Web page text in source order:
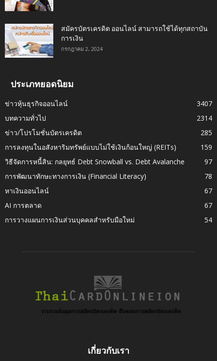
สมัครบัตรเครดิต ออนไลน์ สามารถใช้ได้ทุกสถาบัน
การเงิน
กรกฎาคม 2, 2024
ประเภทยอดนิยม
ข่าวหุ้นธุรกิจออนไลน์
3407
บทความทั่วไป
2314
ข่าว/โปรโมชั่นบัตรเครดิต
285
การลงทุนในอสังหาริมทรัพย์แบบไม่ใช้เงินก้อนใหญ่ (REITs)
159
วิธีจัดการหนี้สิน: กลยุทธ์ Debt Snowball vs. Debt Avalanche
97
การพัฒนาทักษะทางการเงิน (Financial Literacy)
78
หาเงินออนไลน์
67
AI การตลาด
67
การวางแผนการเงินส่วนบุคคลสำหรับมือใหม่
54
เกี่ยวกับเรา